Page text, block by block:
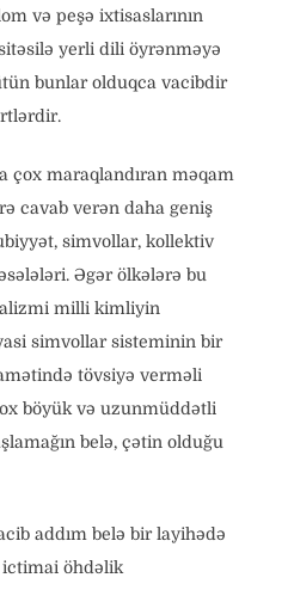
və peşə ixtisaslarının
yerli dili öyrənməyə
bunlar olduqca vacibdir
çox maraqlandıran məqam
cavab verən daha geniş
simvollar, kollektiv
Əgər ölkələrə bu
milli kimliyin
simvollar sisteminin bir
tövsiyə verməli
böyük və uzunmüddətli
belə, çətin olduğu
addım belə bir layihədə
öhdəlik